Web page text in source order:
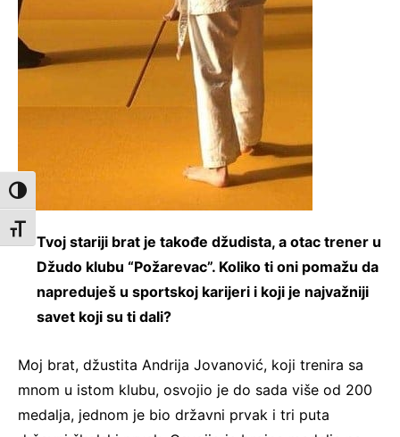
Toggle High Contrast
Toggle Font size
Tvoj stariji brat je takođe džudista, a otac trener u
Džudo klubu “Požarevac”. Koliko ti oni pomažu da
napreduješ u sportskoj karijeri i koji je najvažniji
savet koji su ti dali?
Moj brat, džustita Andrija Jovanović, koji trenira sa
mnom u istom klubu, osvojio je do sada više od 200
medalja, jednom je bio državni prvak i tri puta